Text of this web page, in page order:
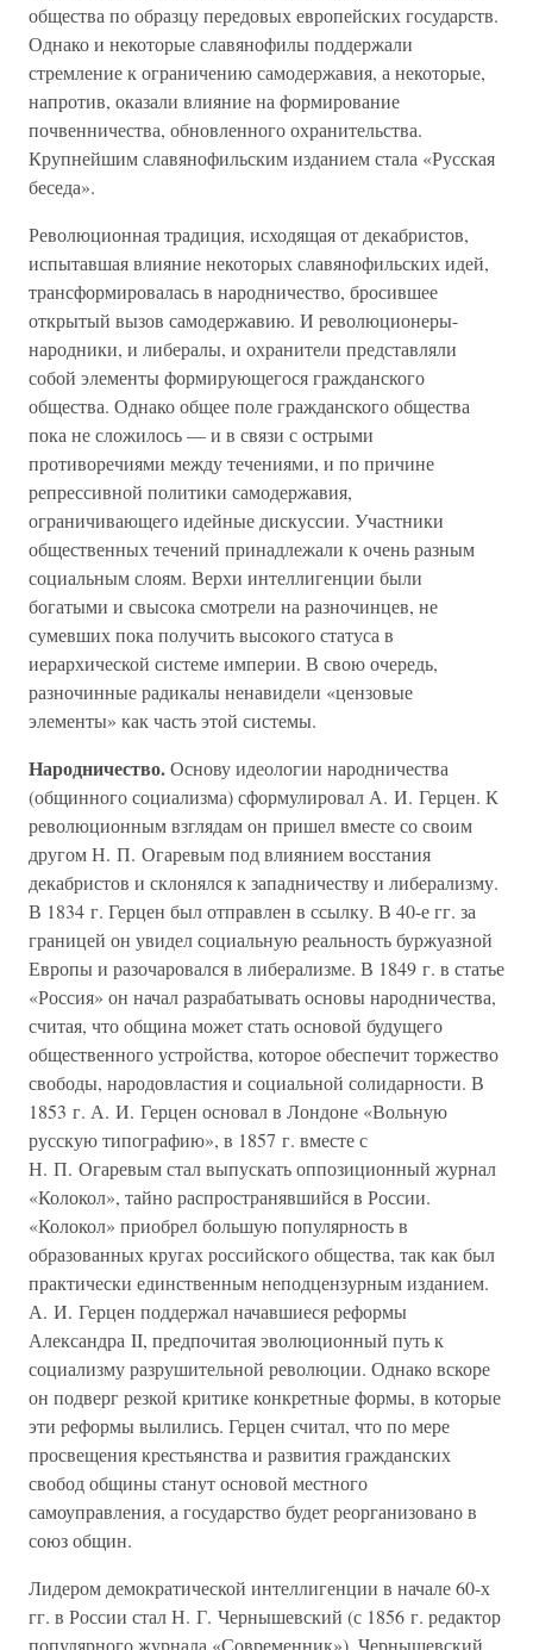
общества по образцу передовых европейских государств.
Однако и некоторые славянофилы поддержали
стремление к ограничению самодержавия, а некоторые,
напротив, оказали влияние на формирование
почвенничества, обновленного охранительства.
Крупнейшим славянофильским изданием стала «Русская
беседа».
Революционная традиция, исходящая от декабристов,
испытавшая влияние некоторых славянофильских идей,
трансформировалась в народничество, бросившее
открытый вызов самодержавию. И революционеры-
народники, и либералы, и охранители представляли
собой элементы формирующегося гражданского
общества. Однако общее поле гражданского общества
пока не сложилось — и в связи с острыми
противоречиями между течениями, и по причине
репрессивной политики самодержавия,
ограничивающего идейные дискуссии. Участники
общественных течений принадлежали к очень разным
социальным слоям. Верхи интеллигенции были
богатыми и свысока смотрели на разночинцев, не
сумевших пока получить высокого статуса в
иерархической системе империи. В свою очередь,
разночинные радикалы ненавидели «цензовые
элементы» как часть этой системы.
Народничество.Основу идеологии народничества
(общинного социализма) сформулировал А. И. Герцен. К
революционным взглядам он пришел вместе со своим
другом Н. П. Огаревым под влиянием восстания
декабристов и склонялся к западничеству и либерализму.
В 1834 г. Герцен был отправлен в ссылку. В 40-е гг. за
границей он увидел социальную реальность буржуазной
Европы и разочаровался в либерализме. В 1849 г. в статье
«Россия» он начал разрабатывать основы народничества,
считая, что община может стать основой будущего
общественного устройства, которое обеспечит торжество
свободы, народовластия и социальной солидарности. В
1853 г. А. И. Герцен основал в Лондоне «Вольную
русскую типографию», в 1857 г. вместе с
Н. П. Огаревым стал выпускать оппозиционный журнал
«Колокол», тайно распространявшийся в России.
«Колокол» приобрел большую популярность в
образованных кругах российского общества, так как был
практически единственным неподцензурным изданием.
А. И. Герцен поддержал начавшиеся реформы
Александра II, предпочитая эволюционный путь к
социализму разрушительной революции. Однако вскоре
он подверг резкой критике конкретные формы, в которые
эти реформы вылились. Герцен считал, что по мере
просвещения крестьянства и развития гражданских
свобод общины станут основой местного
самоуправления, а государство будет реорганизовано в
союз общин.
Лидером демократической интеллигенции в начале 60-х
гг. в России стал Н. Г. Чернышевский (с 1856 г. редактор
популярного журнала «Современник»). Чернышевский